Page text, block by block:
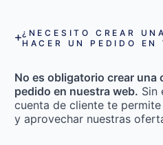
¿NECESITO CREAR
HACER UN PEDIDO EN
No es obligatorio crear una
pedido en nuestra web. Sin
cuenta de cliente te
y aprovechar nuestras